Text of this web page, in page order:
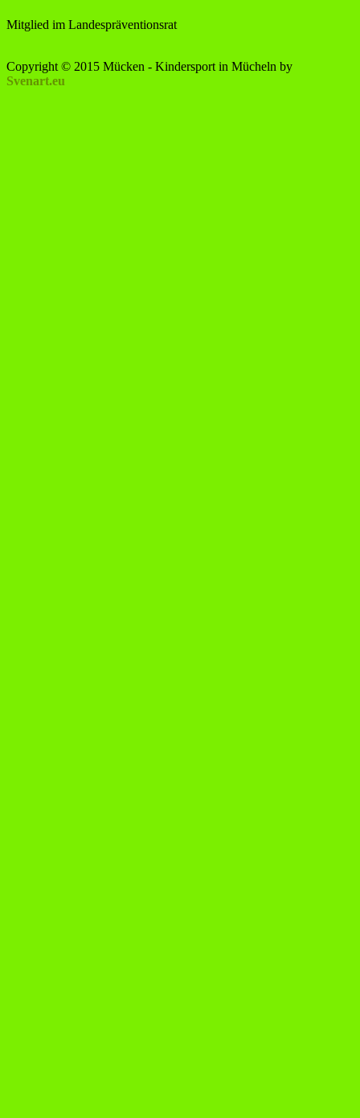
Mitglied im Landespräventionsrat
Copyright © 2015 Mücken - Kindersport in Mücheln by
Svenart.eu